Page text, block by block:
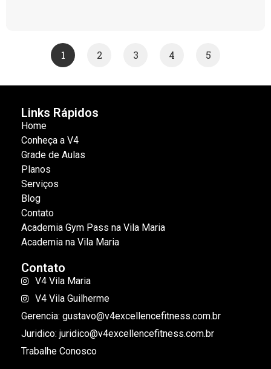
1 2 3 4 5
Links Rápidos
Home
Conheça a V4
Grade de Aulas
Planos
Serviços
Blog
Contato
Academia Gym Pass na Vila Maria
Academia na Vila Maria
Contato
V4 Vila Maria
V4 Vila Guilherme
Gerencia: gustavo@v4excellencefitness.com.br
Juridico: juridico@v4excellencefitness.com.br
Trabalhe Conosco